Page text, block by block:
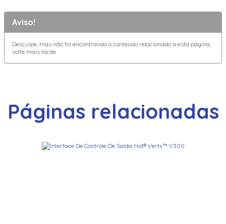
Aviso!
Desculpe, mas não foi encontrando o conteúdo relacionado a esta página,
volte mais tarde
Páginas relacionadas